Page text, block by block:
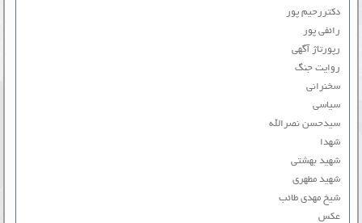
دکتررحیم پور
رائفی پور
رپورتاژ آگهی
روایت جنگ
سخنرانی
سیاسی
سیدحسن نصرالله
شهدا
شهید بهشتی
شهید مطهری
شیخ مهدی طائب
عکس